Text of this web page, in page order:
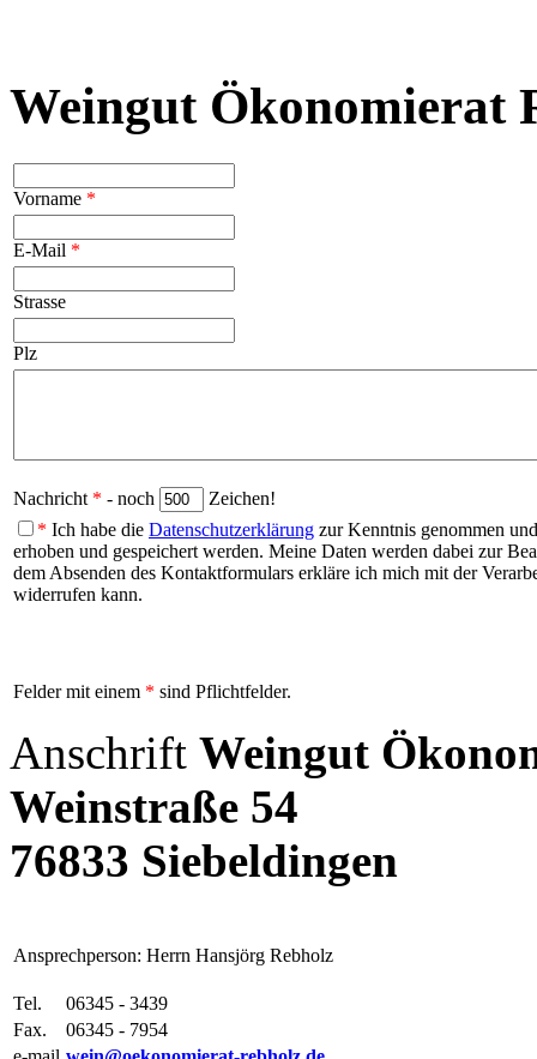
Weingut Ökonomierat
Vorname *
E-Mail *
Strasse
Plz
Nachricht * - noch
Zeichen!
* Ich habe die Datenschutzerklärung zur Kenntnis genommen
erhoben und gespeichert werden. Meine Daten werden dabei zur
dem Absenden des Kontaktformulars erkläre ich mich mit der
widerrufen kann.
Felder mit einem * sind Pflichtfelder.
Anschrift Weingut
Weinstraße 54
76833 Siebeldingen
Ansprechperson: Herrn Hansjörg Rebholz
Tel.
06345 - 3439
Fax.
06345 - 7954